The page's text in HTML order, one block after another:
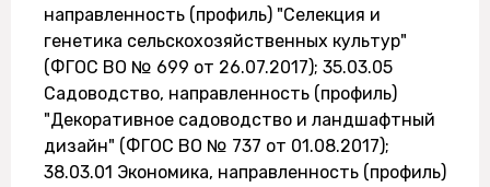
направленность (профиль) "Селекция и
генетика сельскохозяйственных культур"
(ФГОС ВО № 699 от 26.07.2017); 35.03.05
Садоводство, направленность (профиль)
"Декоративное садоводство и ландшафтный
дизайн" (ФГОС ВО № 737 от 01.08.2017);
38.03.01 Экономика, направленность (профиль)